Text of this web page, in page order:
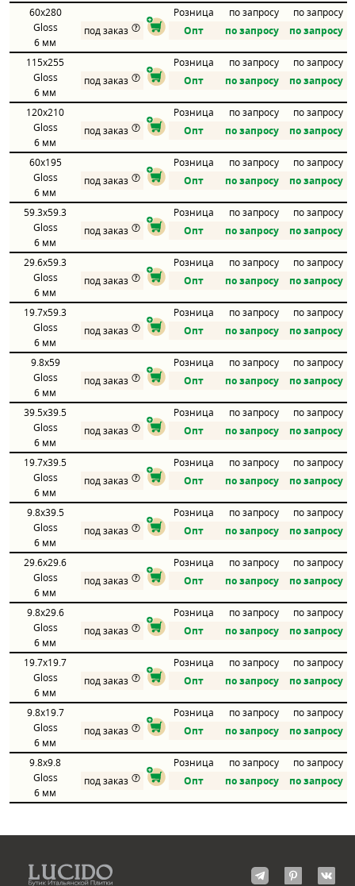
60x280
Gloss
6 мм
Розница по запросу
по запросу
под заказ
Опт по запросу по запросу
115x255
Gloss
6 мм
Розница по запросу
по запросу
под заказ
Опт по запросу по запросу
120x210
Gloss
6 мм
Розница по запросу
по запросу
под заказ
Опт по запросу по запросу
60x195
Gloss
6 мм
Розница по запросу
по запросу
под заказ
Опт по запросу по запросу
59.3x59.3
Gloss
6 мм
Розница по запросу
по запросу
под заказ
Опт по запросу по запросу
29.6x59.3
Gloss
6 мм
Розница по запросу
по запросу
под заказ
Опт по запросу по запросу
19.7x59.3
Gloss
6 мм
Розница по запросу
по запросу
под заказ
Опт по запросу по запросу
9.8x59
Gloss
6 мм
Розница по запросу
по запросу
под заказ
Опт по запросу по запросу
39.5x39.5
Gloss
6 мм
Розница по запросу
по запросу
под заказ
Опт по запросу по запросу
19.7x39.5
Gloss
6 мм
Розница по запросу
по запросу
под заказ
Опт по запросу по запросу
9.8x39.5
Gloss
6 мм
Розница по запросу
по запросу
под заказ
Опт по запросу по запросу
29.6x29.6
Gloss
6 мм
Розница по запросу
по запросу
под заказ
Опт по запросу по запросу
9.8x29.6
Gloss
6 мм
Розница по запросу
по запросу
под заказ
Опт по запросу по запросу
19.7x19.7
Gloss
6 мм
Розница по запросу
по запросу
под заказ
Опт по запросу по запросу
9.8x19.7
Gloss
6 мм
Розница по запросу
по запросу
под заказ
Опт по запросу по запросу
9.8x9.8
Gloss
6 мм
Розница по запросу
по запросу
под заказ
Опт по запросу по запросу